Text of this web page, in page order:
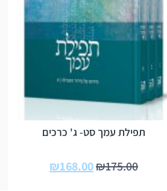
תפילת עמך סט- ג' כרכים
₪175.00
₪168.00